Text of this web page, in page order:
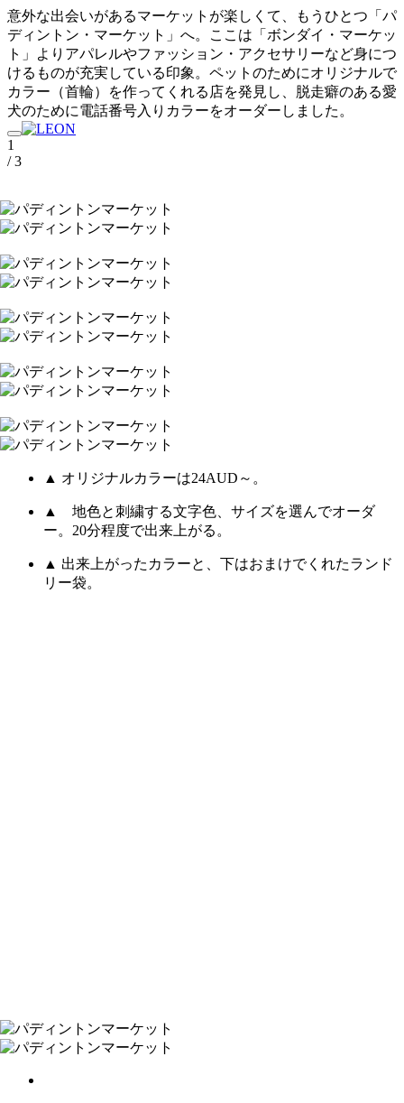
意外な出会いがあるマーケットが楽しくて、もうひとつ「パ
ディントン・マーケット」へ。ここは「ボンダイ・マーケッ
ト」よりアパレルやファッション・アクセサリーなど身につ
けるものが充実している印象。ペットのためにオリジナルで
カラー（首輪）を作ってくれる店を発見し、脱走癖のある愛
犬のために電話番号入りカラーをオーダーしました。
1
/ 3
▲ オリジナルカラーは24AUD～。
▲ 地色と刺繍する文字色、サイズを選んでオーダ
ー。20分程度で出来上がる。
▲ 出来上がったカラーと、下はおまけでくれたランド
リー袋。